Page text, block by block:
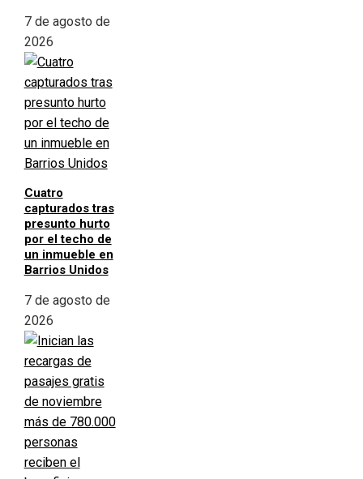
7 de agosto de
2026
Cuatro
capturados tras
presunto hurto
por el techo de
un inmueble en
Barrios Unidos
7 de agosto de
2026